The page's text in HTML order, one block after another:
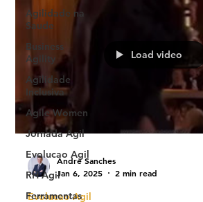
Agilidade na
Saude
Business
Agility
Agilidade
Inclusiva
Agile Women
Jornada Agil
Evolucao Agil
RH Agil
Ferramentas
Load video
Andre Sanches
Jan 6, 2025
2 min read
Evolucao Agil